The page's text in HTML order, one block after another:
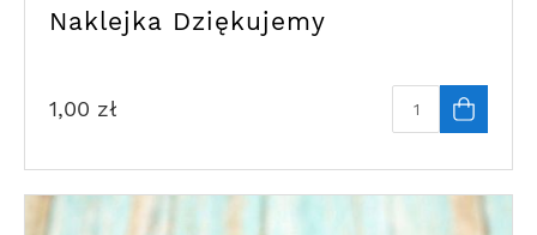
Naklejka Dziękujemy
1,00 zł